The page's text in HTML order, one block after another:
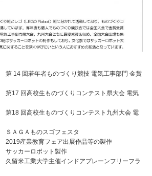
年者ものづくり競技 電気工事部門 金賞
のづくりコンテスト県大会 電気
のづくりコンテスト九州大会 電
スゴフェスタ
ェア出展作品等の製作
ット製作
催インドアプレーンフリーフラ